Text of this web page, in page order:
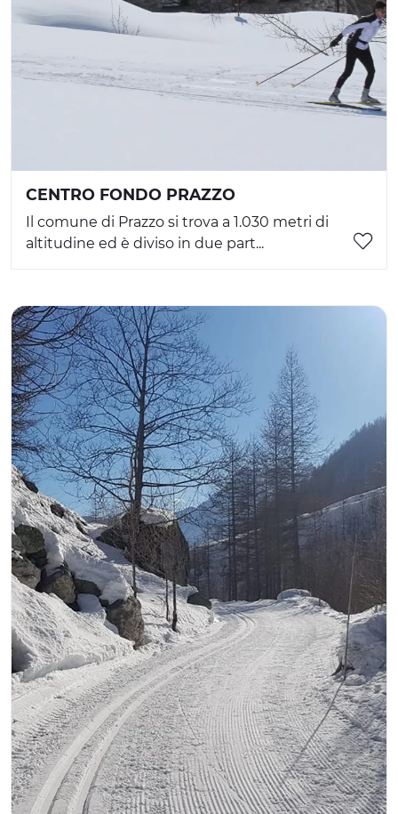
CENTRO FONDO PRAZZO
Il comune di Prazzo si trova a 1.030 metri di
altitudine ed è diviso in due part...